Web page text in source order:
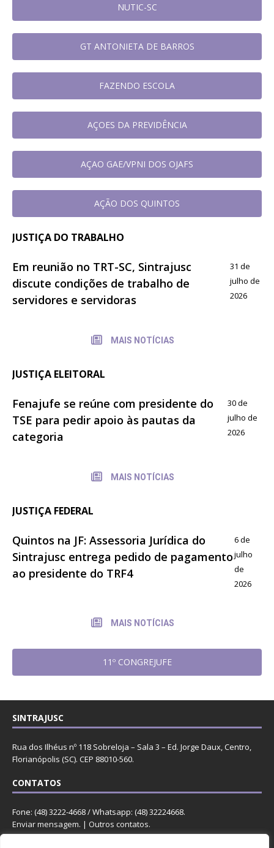
NUTIC-SC
GT ANTONIETA DE BARROS
FAZENDO ESCOLA
AÇOES DA PREVIDÊNCIA
AÇAO GAE/VPNI DOS OJAFS
AÇÃO DOS QUINTOS
JUSTIÇA DO TRABALHO
Em reunião no TRT-SC, Sintrajusc
discute condições de trabalho de
servidores e servidoras
31 de
julho de
2026
MAIS NOTÍCIAS
JUSTIÇA ELEITORAL
Fenajufe se reúne com presidente do
TSE para pedir apoio às pautas da
categoria
30 de
julho de
2026
MAIS NOTÍCIAS
JUSTIÇA FEDERAL
Quintos na JF: Assessoria Jurídica do
Sintrajusc entrega pedido de pagamento
ao presidente do TRF4
6 de
julho
de
2026
MAIS NOTÍCIAS
11º CONGREJUFE
SINTRAJUSC
Rua dos Ilhéus nº 118 Sobreloja – Sala 3 – Ed. Jorge Daux, Centro,
Florianópolis (SC). CEP 88010-560.
CONTATOS
Fone: (48) 3222-4668 / Whatsapp: (48) 32224668.
Enviar mensagem. | Outros contatos.